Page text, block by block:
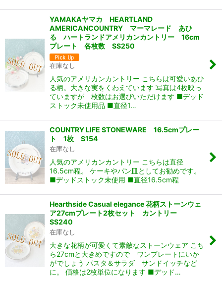
YAMAKAヤマカ HEARTLAND
AMERICANCOUNTRY マーマレード あひ
る ハートランドアメリカンカントリー 16cm
プレート 各枚数 SS250
在庫なし
人気のアメリカンカントリー こちらは可愛いあひ
る柄。大きな実をくわえています 写真は4枚映っ
ていますが 枚数はお選びいただけます ■デッド
ストック未使用品 ■直径1…
COUNTRY LIFE STONEWARE 16.5cmプレー
ト 1枚 S154
在庫なし
人気のアメリカンカントリー こちらは直径
16.5cm程。 ケーキやパン皿としてお勧めです。
■デッドストック未使用 ■直径16.5cm程
Hearthside Casual elegance 花柄ストーンウェ
ア27cmプレート2枚セット カントリー
SS240
在庫なし
大きな花柄が可愛くて素敵なストーンウェア こち
ら27cmと大きめですので ワンプレートにいか
がでしょう パスタ＆サラダ サンドイッチなど
に。 価格は2枚単位になります ■デッド…